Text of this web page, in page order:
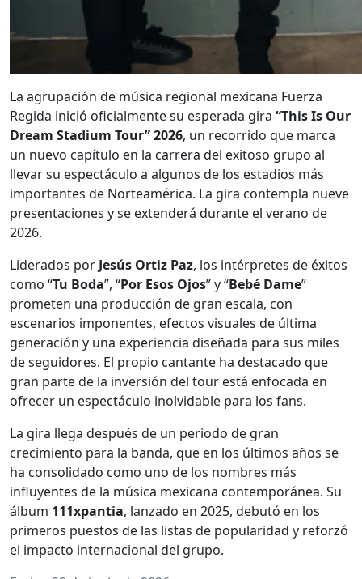
La agrupación de música regional mexicana Fuerza
Regida inició oficialmente su esperada gira “This Is Our
Dream Stadium Tour” 2026, un recorrido que marca
un nuevo capítulo en la carrera del exitoso grupo al
llevar su espectáculo a algunos de los estadios más
importantes de Norteamérica. La gira contempla nueve
presentaciones y se extenderá durante el verano de
2026.
Liderados porJesús Ortiz Paz, los intérpretes de éxitos
como “Tu Boda”, “Por Esos Ojos” y “Bebé Dame”
prometen una producción de gran escala, con
escenarios imponentes, efectos visuales de última
generación y una experiencia diseñada para sus miles
de seguidores. El propio cantante ha destacado que
gran parte de la inversión del tour está enfocada en
ofrecer un espectáculo inolvidable para los fans.
La gira llega después de un periodo de gran
crecimiento para la banda, que en los últimos años se
ha consolidado como uno de los nombres más
influyentes de la música mexicana contemporánea. Su
álbum 111xpantia, lanzado en 2025, debutó en los
primeros puestos de las listas de popularidad y reforzó
el impacto internacional del grupo.